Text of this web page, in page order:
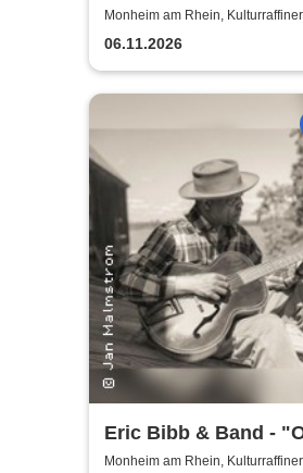
Reeves celebrate
Coltrane
Monheim am Rhein,
06.11.2026
Eric Bibb & Band -
MISSISSIPPI" World
Monheim am Rhein,